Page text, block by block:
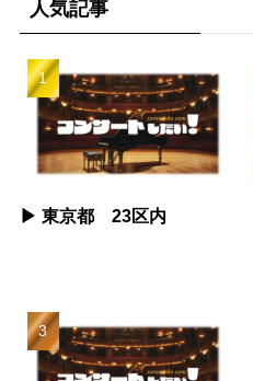
人気記事
▶︎ 東京都 23区内